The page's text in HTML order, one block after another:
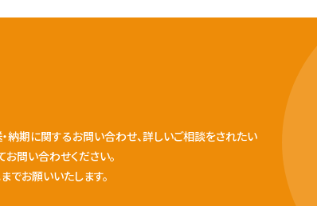
納期に関するお問い合わせ、詳しいご相談をされたい
問い合わせください。
お願いいたします。